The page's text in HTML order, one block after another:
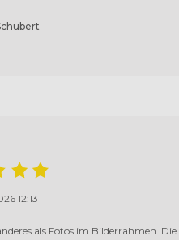
12:13
als Fotos im Bilderrahmen. Die